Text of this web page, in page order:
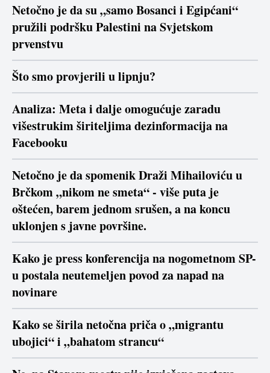
Netočno je da su „samo Bosanci i Egipćani“
pružili podršku Palestini na Svjetskom
prvenstvu
Što smo provjerili u lipnju?
Analiza: Meta i dalje omogućuje zaradu
višestrukim širiteljima dezinformacija na
Facebooku
Netočno je da spomenik Draži Mihailoviću u
Brčkom „nikom ne smeta“ - više puta je
oštećen, barem jednom srušen, a na koncu
uklonjen s javne površine.
Kako je press konferencija na nogometnom SP-
u postala neutemeljen povod za napad na
novinare
Kako se širila netočna priča o „migrantu
ubojici“ i „bahatom strancu“